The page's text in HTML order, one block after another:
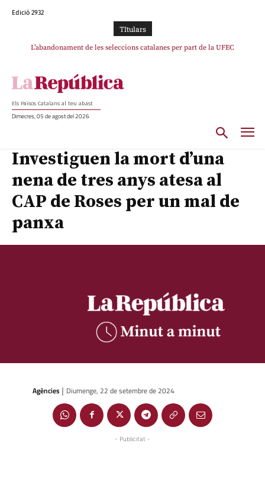
Edició 2932
TItulars
L’abandonament de les seleccions catalanes per part de la UFEC
TV3 perd el lideratge després de 23 mesos: Una deriva sense continguts i en
Els Països Catalans al teu abast
Dimecres, 05 de agost del 2026
Investiguen la mort d’una
nena de tres anys atesa al
CAP de Roses per un mal de
panxa
Agències | Diumenge, 22 de setembre de 2024
- Publicitat -